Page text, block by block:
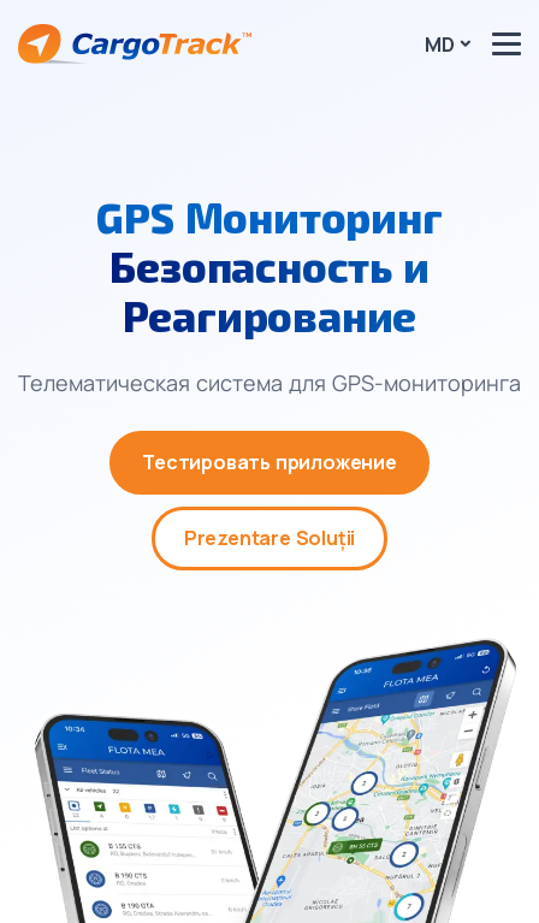
MD
GPS Мониторинг
Безопасность и
Реагирование
Телематическая система для GPS-мониторинга
Тестировать приложение
Prezentare Soluții